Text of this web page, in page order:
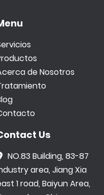
de Nosotros
Us
NO.83 Building, 83-87
area, Jiang Xia
1 road, Baiyun Area,